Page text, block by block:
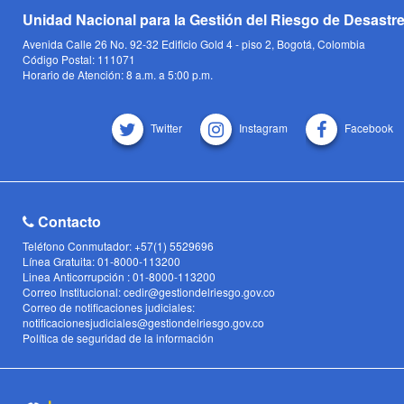
Unidad Nacional para la Gestión del Riesgo de
Avenida Calle 26 No. 92-32 Edificio Gold 4 - piso 2, Bogotá, Colombia
Código Postal: 111071
Horario de Atención: 8 a.m. a 5:00 p.m.
Twitter Instagram Facebook
Contacto
Teléfono Conmutador: +57(1) 5529696
Línea Gratuita: 01-8000-113200
Linea Anticorrupción : 01-8000-113200
Correo Institucional: cedir@gestiondelriesgo.gov.co
Correo de notificaciones judiciales:
notificacionesjudiciales@gestiondelriesgo.gov.co
Política de seguridad de la información